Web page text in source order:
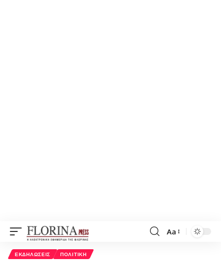
Font
Aa
ΕΚΔΗΛΏΣΕΙΣ ΠΟΛΙΤΙΚΉ